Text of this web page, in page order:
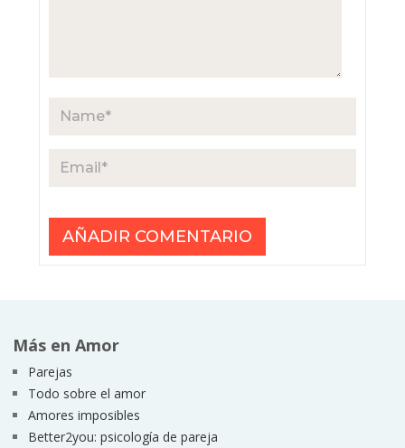
Más en Amor
Parejas
Todo sobre el amor
Amores imposibles
Better2you: psicología de pareja